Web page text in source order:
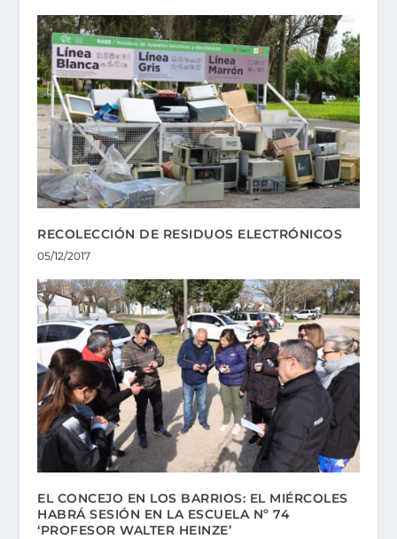
RECOLECCIÓN DE RESIDUOS ELECTRÓNICOS
05/12/2017
EL CONCEJO EN LOS BARRIOS: EL MIÉRCOLES
HABRÁ SESIÓN EN LA ESCUELA Nº 74
‘PROFESOR WALTER HEINZE’